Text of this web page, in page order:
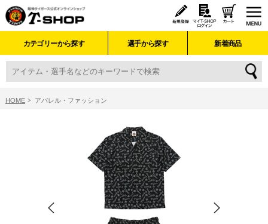
カテゴリーから探す 選手から探す 新着商品
HOME アパレル・ファッション